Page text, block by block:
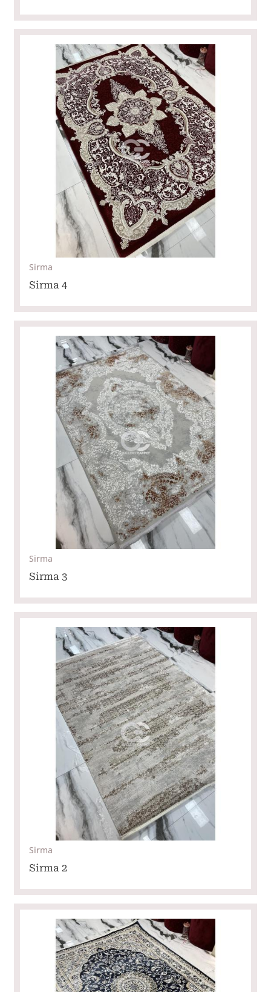
Sirma
Sirma 4
Sirma
Sirma 3
Sirma
Sirma 2